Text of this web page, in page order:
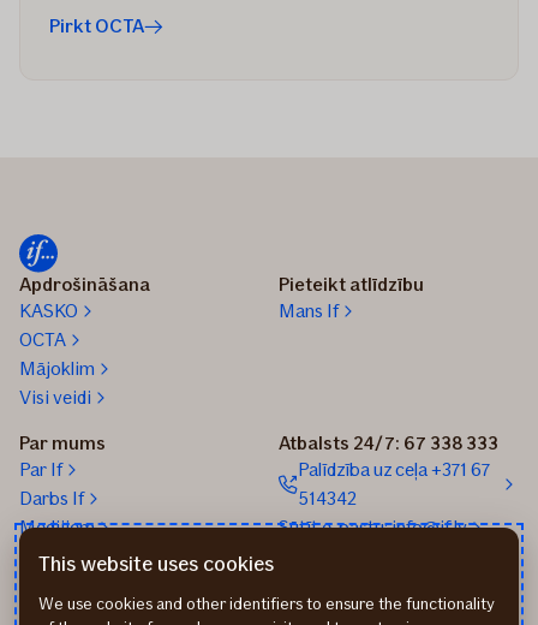
Pirkt OCTA
Apdrošināšana
KASKO
OCTA
Mājoklim
Visi veidi
Pieteikt atlīdzību
Mans If
Par mums
Par If
Darbs If
Medijiem
Blogs
Atbalsts 24/7: 67 338 333
Palīdzība uz ceļa +371 67
514342
Sūtīt e-pastu: info@if.lv
izplatītāji
This website uses cookies
We use cookies and other identifiers to ensure the functionality